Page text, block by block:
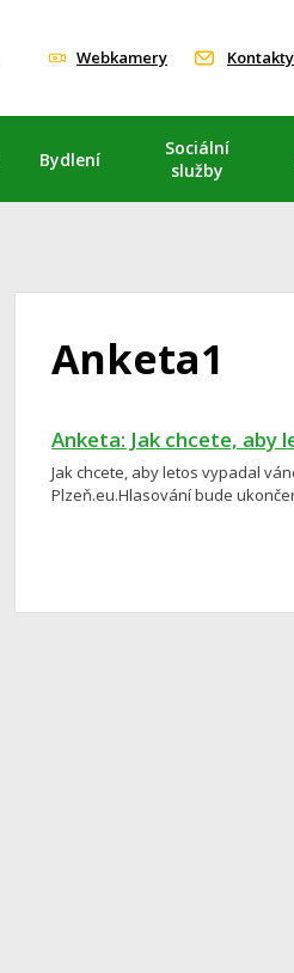
Webkamery Kontakty
Bydlení
Sociální
služby
Anketa1
Anketa: Jak chcete, aby
Jak chcete, aby letos vypadal
Plzeň.eu.Hlasování bude